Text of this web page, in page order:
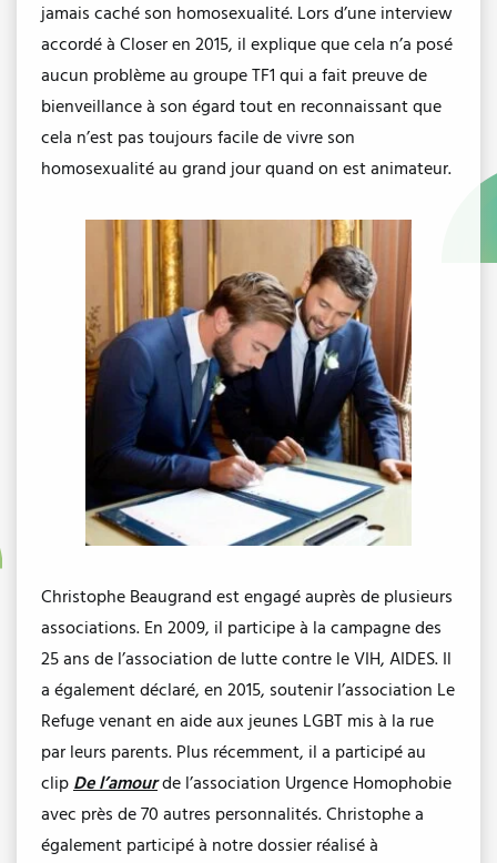
jamais caché son homosexualité. Lors d’une interview
accordé à Closer en 2015, il explique que cela n’a posé
aucun problème au groupe TF1 qui a fait preuve de
bienveillance à son égard tout en reconnaissant que
cela n’est pas toujours facile de vivre son
homosexualité au grand jour quand on est animateur.
Christophe Beaugrand est engagé auprès de plusieurs
associations. En 2009, il participe à la campagne des
25 ans de l’association de lutte contre le VIH, AIDES. Il
a également déclaré, en 2015, soutenir l’association Le
Refuge venant en aide aux jeunes LGBT mis à la rue
par leurs parents. Plus récemment, il a participé au
clip De l’amourde l’association Urgence Homophobie
avec près de 70 autres personnalités. Christophe a
également participé à notre dossier réalisé à